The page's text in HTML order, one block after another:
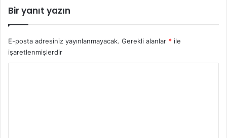
ı
s
Bir yanıt yazın
E-posta adresiniz yayınlanmayacak. Gerekli alanlar * ile
işaretlenmişlerdir